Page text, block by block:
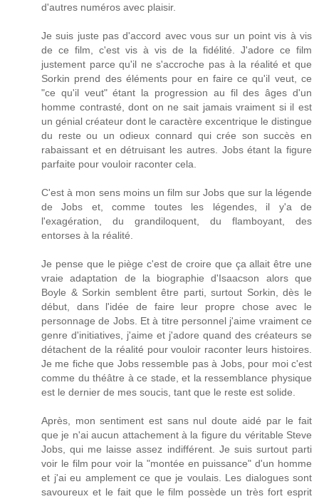
d'autres numéros avec plaisir.
Je suis juste pas d'accord avec vous sur un point vis à vis
de ce film, c'est vis à vis de la fidélité. J'adore ce film
justement parce qu'il ne s'accroche pas à la réalité et que
Sorkin prend des éléments pour en faire ce qu'il veut, ce
"ce qu'il veut" étant la progression au fil des âges d'un
homme contrasté, dont on ne sait jamais vraiment si il est
un génial créateur dont le caractère excentrique le distingue
du reste ou un odieux connard qui crée son succès en
rabaissant et en détruisant les autres. Jobs étant la figure
parfaite pour vouloir raconter cela.
C'est à mon sens moins un film sur Jobs que sur la légende
de Jobs et, comme toutes les légendes, il y'a de
l'exagération, du grandiloquent, du flamboyant, des
entorses à la réalité.
Je pense que le piège c'est de croire que ça allait être une
vraie adaptation de la biographie d'Isaacson alors que
Boyle & Sorkin semblent être parti, surtout Sorkin, dès le
début, dans l'idée de faire leur propre chose avec le
personnage de Jobs. Et à titre personnel j'aime vraiment ce
genre d'initiatives, j'aime et j'adore quand des créateurs se
détachent de la réalité pour vouloir raconter leurs histoires.
Je me fiche que Jobs ressemble pas à Jobs, pour moi c'est
comme du théâtre à ce stade, et la ressemblance physique
est le dernier de mes soucis, tant que le reste est solide.
Après, mon sentiment est sans nul doute aidé par le fait
que je n'ai aucun attachement à la figure du véritable Steve
Jobs, qui me laisse assez indifférent. Je suis surtout parti
voir le film pour voir la "montée en puissance" d'un homme
et j'ai eu amplement ce que je voulais. Les dialogues sont
savoureux et le fait que le film possède un très fort esprit